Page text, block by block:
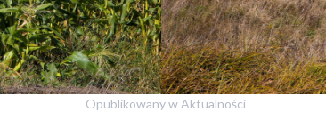
Opublikowany wAktualności